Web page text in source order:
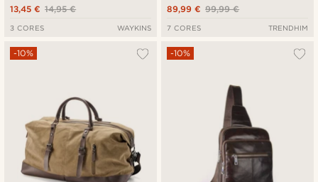
14,95 €
13,45 €
3 CORES WAYKINS
99,99 €
89,99 €
7 CORES TRENDHIM
-10% -10%